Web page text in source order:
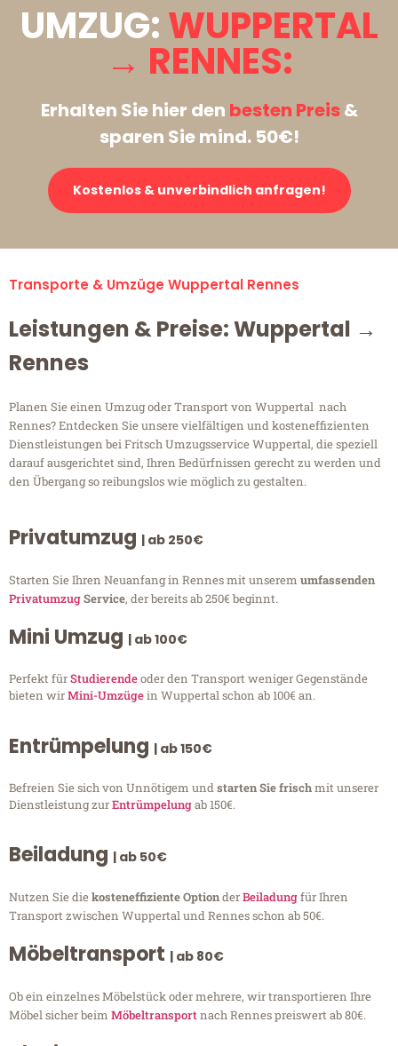
UMZUG:WUPPERTAL
→ RENNES:
Erhalten Sie hier den besten Preis&
sparen Sie mind. 50€!
Kostenlos & unverbindlich anfragen!
Transporte & Umzüge Wuppertal Rennes
Leistungen & Preise: Wuppertal →
Rennes
Planen Sie einen Umzug oder Transport von Wuppertal nach
Rennes? Entdecken Sie unsere vielfältigen und kosteneffizienten
Dienstleistungen bei Fritsch Umzugsservice Wuppertal, die speziell
darauf ausgerichtet sind, Ihren Bedürfnissen gerecht zu werden und
den Übergang so reibungslos wie möglich zu gestalten.
Privatumzug | ab 250€
Starten Sie Ihren Neuanfang in Rennes mit unserem umfassenden
PrivatumzugService, der bereits ab 250€ beginnt.
Mini Umzug | ab 100€
Perfekt fürStudierendeoder den Transport weniger Gegenstände
bieten wirMini-Umzügein Wuppertal schon ab 100€ an.
Entrümpelung | ab 150€
Befreien Sie sich von Unnötigem undstarten Sie frischmit unserer
Dienstleistung zurEntrümpelungab 150€.
Beiladung | ab 50€
Nutzen Sie diekosteneffiziente OptionderBeiladungfür Ihren
Transport zwischen Wuppertal und Rennes schon ab 50€.
Möbeltransport | ab 80€
Ob ein einzelnes Möbelstück oder mehrere, wir transportieren Ihre
Möbel sicher beim Möbeltransportnach Rennes preiswert ab 80€.